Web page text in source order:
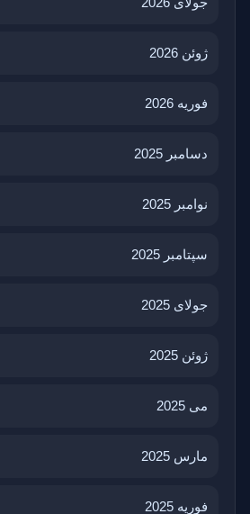
ژوئن 2026
فوریه 2026
دسامبر 2025
نوامبر 2025
سپتامبر 2025
جولای 2025
ژوئن 2025
می 2025
مارس 2025
فوریه 2025